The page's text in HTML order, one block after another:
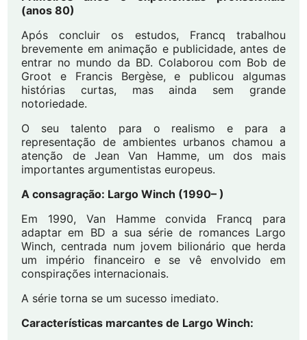
(anos 80)
Após concluir os estudos, Francq trabalhou
brevemente em animação e publicidade, antes de
entrar no mundo da BD. Colaborou com Bob de
Groot e Francis Bergèse, e publicou algumas
histórias curtas, mas ainda sem grande
notoriedade.
O seu talento para o realismo e para a
representação de ambientes urbanos chamou a
atenção de Jean Van Hamme, um dos mais
importantes argumentistas europeus.
A consagração: Largo Winch (1990– )
Em 1990, Van Hamme convida Francq para
adaptar em BD a sua série de romances Largo
Winch, centrada num jovem bilionário que herda
um império financeiro e se vê envolvido em
conspirações internacionais.
A série torna se um sucesso imediato.
Características marcantes de Largo Winch: